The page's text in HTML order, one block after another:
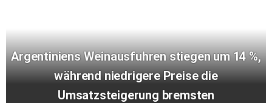
Argentiniens Weinausfuhren stiegen um 14 %,
während niedrigere Preise die
Umsatzsteigerung bremsten